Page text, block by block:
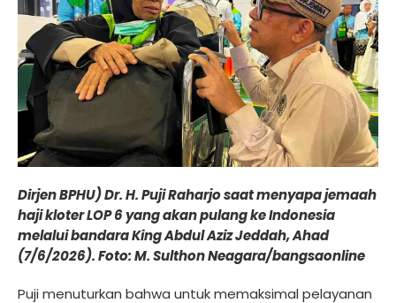
Dirjen BPHU) Dr. H. Puji Raharjo saat menyapa jemaah
haji kloter LOP 6 yang akan pulang ke Indonesia
melalui bandara King Abdul Aziz Jeddah, Ahad
(7/6/2026). Foto: M. Sulthon Neagara/bangsaonline
Puji menuturkan bahwa untuk memaksimal pelayanan